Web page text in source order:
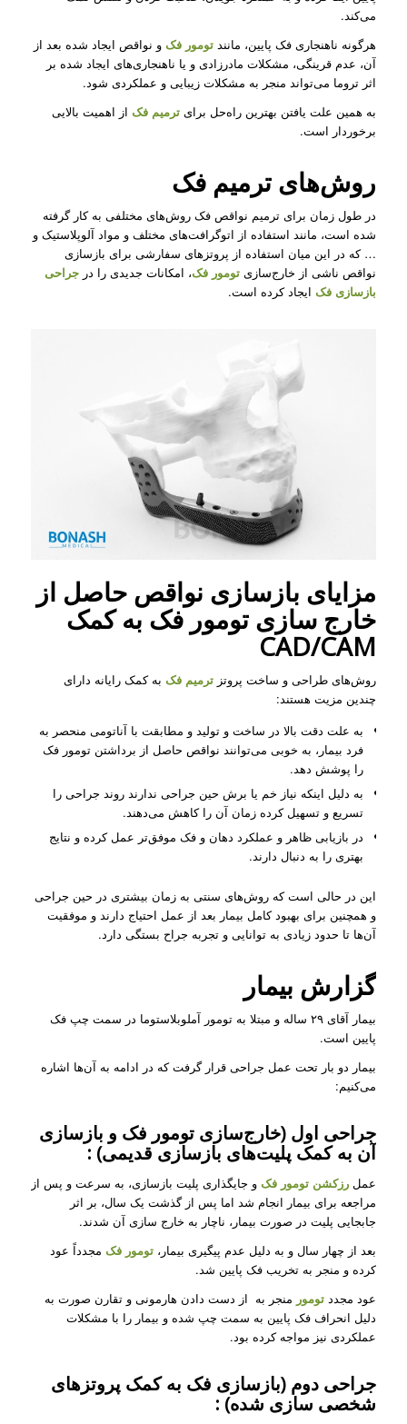
می‌کند.
هرگونه ناهنجاری فک پایین، مانند تومور فکو نواقص ایجاد شده بعد از
آن، عدم قرینگی، مشکلات مادرزادی و یا ناهنجاری‌های ایجاد شده بر
اثر تروما می‌تواند منجر به مشکلات زیبایی و عملکردی شود.
به همین علت یافتن بهترین راه‌حل برای ترمیم فکاز اهمیت بالایی
برخوردار است.
روش‌های ترمیم فک
در طول زمان برای ترمیم نواقص فک روش‌های مختلفی به کار گرفته
شده است، مانند استفاده از اتوگرافت‌های مختلف و مواد آلوپلاستیک و
… که در این میان استفاده از پروتزهای سفارشی برای بازسازی
نواقص ناشی از خارج‌سازی تومور فک، امکانات جدیدی را در جراحی
بازسازی فکایجاد کرده است.
مزایای بازسازی نواقص حاصل از
خارج سازی تومور فک به کمک
CAD/CAM
روش‌های طراحی و ساخت پروتز ترمیم فکبه کمک رایانه دارای
چندین مزیت هستند:
به علت دقت بالا در ساخت و تولید و مطابقت با آناتومی منحصر به
فرد بیمار، به خوبی می‌توانند نواقص حاصل از برداشتن تومور فک
را پوشش دهد.
به دلیل اینکه نیاز خم یا برش حین جراحی ندارند روند جراحی را
تسریع و تسهیل کرده زمان آن را کاهش می‌دهند.
در بازیابی ظاهر و عملکرد دهان و فک موفق‌تر عمل کرده و نتایج
بهتری را به دنبال دارند.
این در حالی‌ است که روش‌های سنتی به زمان بیشتری در حین جراحی
و همچنین برای بهبود کامل بیمار بعد از عمل احتیاج دارند و موفقیت
آن‌ها تا حدود زیادی به توانایی و تجربه جراح بستگی دارد.
گزارش بیمار
بیمار آقای ۲۹ ساله و مبتلا به تومور آملوبلاستوما در سمت چپ فک
پایین است.
بیمار دو بار تحت عمل جراحی قرار گرفت که در ادامه به آن‌ها اشاره
می‌کنیم:
جراحی اول (خارج‌سازی تومور فک و بازسازی
آن به کمک پلیت‌های بازسازی قدیمی) :
عمل رزکشن تومور فکو جایگذاری پلیت بازسازی، به سرعت و پس از
مراجعه برای بیمار انجام شد اما پس از گذشت یک سال، بر اثر
جابجایی پلیت در صورت بیمار، ناچار به خارج سازی آن شدند.
بعد از چهار سال و به دلیل عدم پیگیری بیمار، تومور فکمجدداً عود
کرده و منجر به تخریب فک پایین شد.
عود مجدد تومور منجر به از دست دادن هارمونی و تقارن صورت به
دلیل انحراف فک پایین به سمت چپ شده و بیمار را با مشکلات
عملکردی نیز مواجه کرده بود.
جراحی دوم (بازسازی فک به کمک پروتزهای
شخصی سازی شده) :